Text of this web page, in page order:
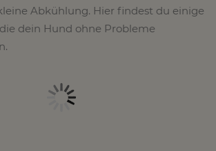
Abkühlung. Hier findest du einige
dein Hund ohne Probleme